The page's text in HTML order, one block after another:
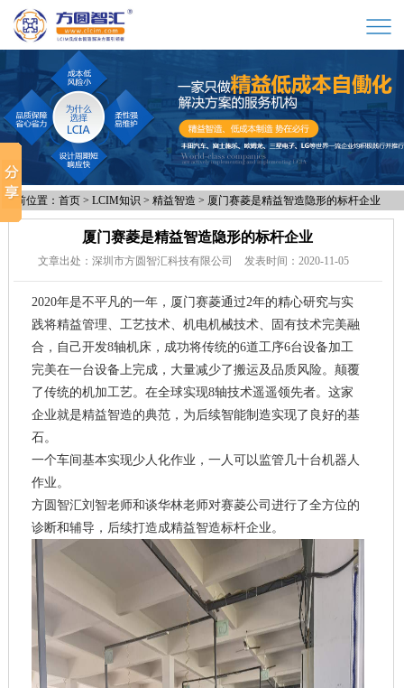
当前位置： 首页 > LCIM知识 > 精益智造 > 厦门赛菱是精益智造隐形的标杆企业
厦门赛菱是精益智造隐形的标杆企业
文章出处：深圳市方圆智汇科技有限公司 发表时间：2020-11-05
2020年是不平凡的一年，厦门赛菱通过2年的精心研究与实
践将精益管理、工艺技术、机电机械技术、固有技术完美融
合，自己开发8轴机床，成功将传统的6道工序6台设备加工
完美在一台设备上完成，大量减少了搬运及品质风险。颠覆
了传统的机加工艺。在全球实现8轴技术遥遥领先者。这家
企业就是精益智造的典范，为后续智能制造实现了良好的基
石。
一个车间基本实现少人化作业，一人可以监管几十台机器人
作业。
方圆智汇刘智老师和谈华林老师对赛菱公司进行了全方位的
诊断和辅导，后续打造成精益智造标杆企业。